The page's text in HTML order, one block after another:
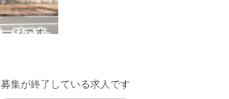
募集が終了している求人です